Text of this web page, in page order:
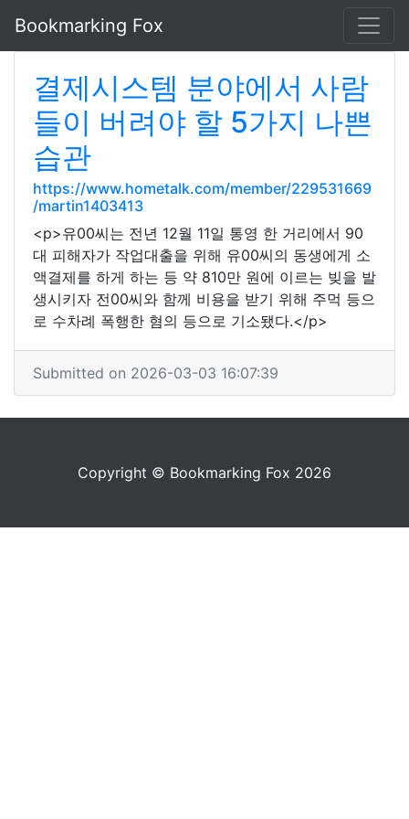
Bookmarking Fox
결제시스템 분야에서 사람
들이 버려야 할 5가지 나쁜
습관
https://www.hometalk.com/member/229531669
/martin1403413
<p>유00씨는 전년 12월 11일 통영 한 거리에서 90
대 피해자가 작업대출을 위해 유00씨의 동생에게 소
액결제를 하게 하는 등 약 810만 원에 이르는 빚을 발
생시키자 전00씨와 함께 비용을 받기 위해 주먹 등으
로 수차례 폭행한 혐의 등으로 기소됐다.</p>
Submitted on 2026-03-03 16:07:39
Copyright © Bookmarking Fox 2026